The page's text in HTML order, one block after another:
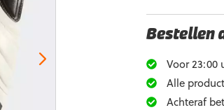
Bestellen
Voor 23:00
Alle
Achteraf